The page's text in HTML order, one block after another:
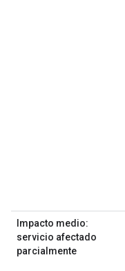
Impacto medio:
servicio afectado
parcialmente